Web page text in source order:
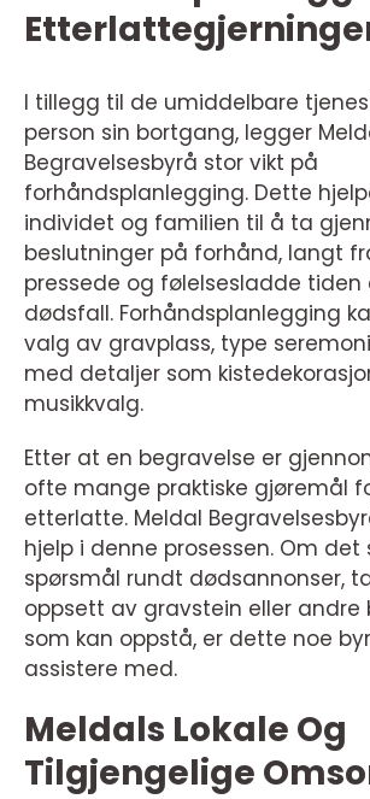
I tillegg til de umiddelbare
person sin bortgang, legger
Begravelsesbyrå stor vikt på
forhåndsplanlegging. Dette
individet og familien til å ta
beslutninger på forhånd, langt
pressede og følelsesladde tiden
dødsfall. Forhåndsplanlegging
valg av gravplass, type
med detaljer som
musikkvalg.
Etter at en begravelse er
ofte mange praktiske gjøremål
etterlatte. Meldal
hjelp i denne prosessen. Om
spørsmål rundt dødsannonser,
oppsett av gravstein eller andre
som kan oppstå, er dette noe
assistere med.
Meldals Lokale Og
Tilgjengelige